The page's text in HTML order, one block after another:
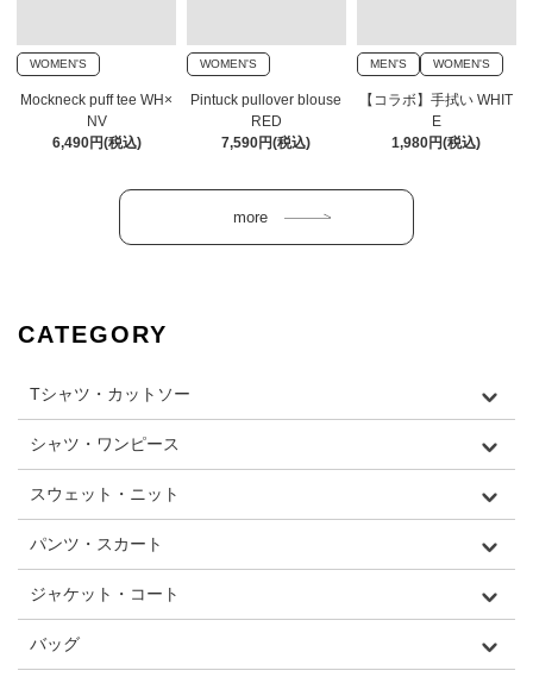
WOMEN'S
Mockneck puff tee WH×
NV
6,490円(税込)
WOMEN'S
Pintuck pullover blouse
RED
7,590円(税込)
MEN'S WOMEN'S
【コラボ】手拭い WHIT
E
1,980円(税込)
CATEGORY
Tシャツ・カットソー
シャツ・ワンピース
スウェット・ニット
パンツ・スカート
ジャケット・コート
バッグ